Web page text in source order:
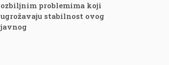
ozbiljnim problemima koji
ugrožavaju stabilnost ovog
javnog